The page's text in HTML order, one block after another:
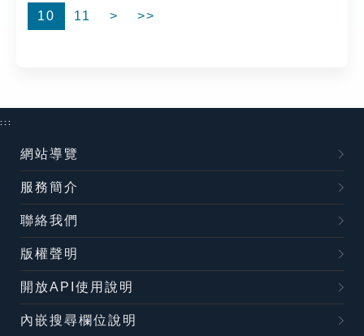
10
11 > >>
:::
網站導覽
服務簡介
聯絡我們
版權聲明
開放API使用說明
內嵌搜尋欄位說明